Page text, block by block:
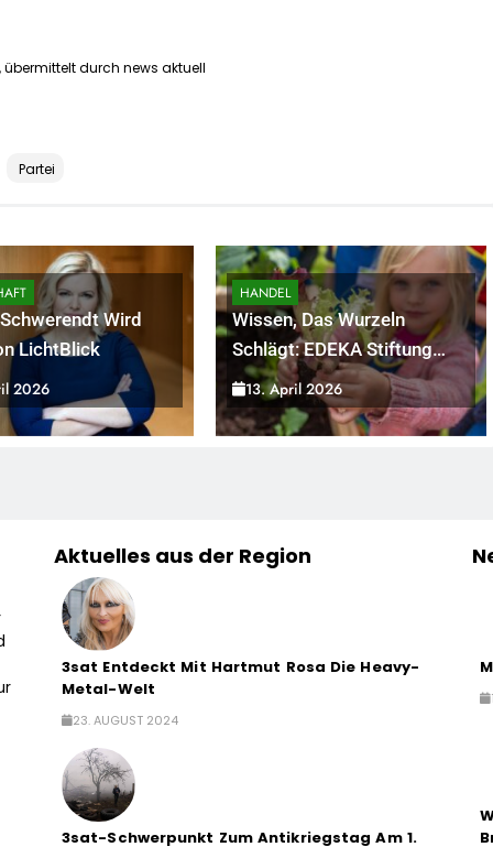
durch news aktuell
Partei
Wird
LichtBlick
2026
HANDEL
Wissen, Das Wurzeln
Schlägt: EDEKA Stiftung
Bringt Wieder Gemüsebeete
In Deutschlands Kitas
13. April 2026
Aktuelles aus der Region
3sat Entdeckt Mit Hartmut Rosa Die Heavy-
Metal-Welt
23. AUGUST 2024
3sat-Schwerpunkt Zum Antikriegstag Am 1.